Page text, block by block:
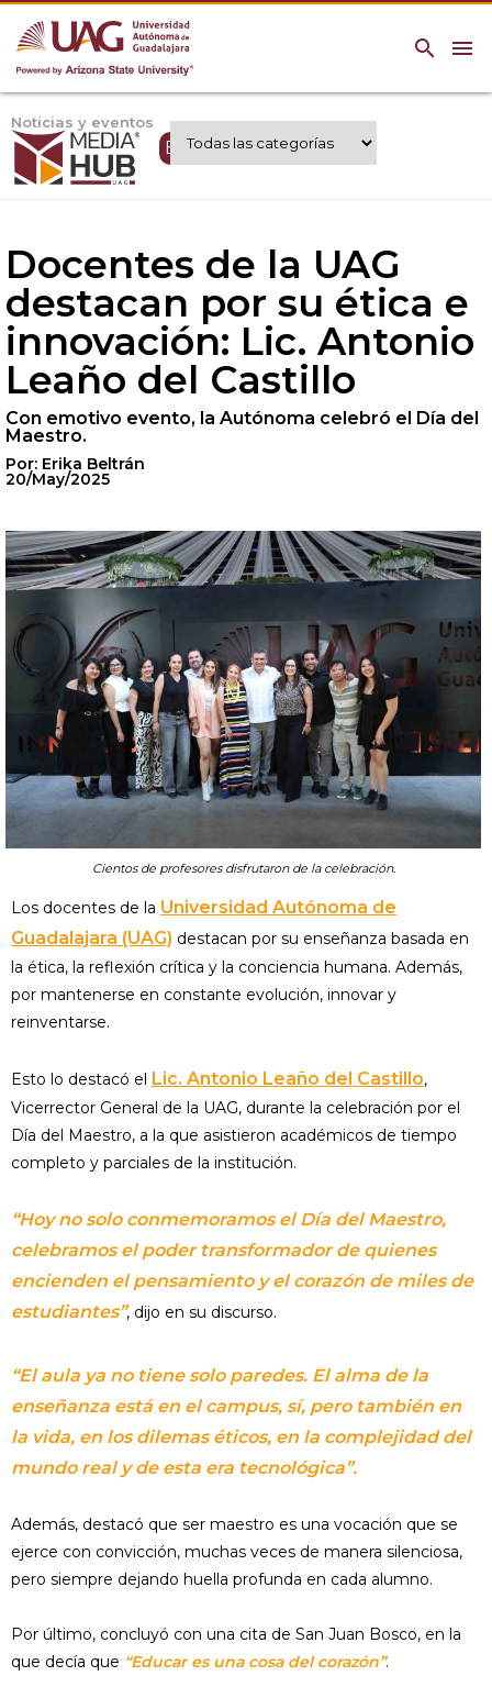
menu
search
Noticias y eventos
Expertos UAG
Docentes de la UAG
destacan por su ética e
innovación: Lic. Antonio
Leaño del Castillo
Con emotivo evento, la Autónoma celebró el Día del
Maestro.
Por: Erika Beltrán
20/May/2025
Cientos de profesores disfrutaron de la celebración.
Los docentes de la Universidad Autónoma de
Guadalajara (UAG) destacan por su enseñanza basada en
la ética, la reflexión crítica y la conciencia humana. Además,
por mantenerse en constante evolución, innovar y
reinventarse.
Esto lo destacó el Lic. Antonio Leaño del Castillo,
Vicerrector General de la UAG, durante la celebración por el
Día del Maestro, a la que asistieron académicos de tiempo
completo y parciales de la institución.
“Hoy no solo conmemoramos el Día del Maestro,
celebramos el poder transformador de quienes
encienden el pensamiento y el corazón de miles de
estudiantes”, dijo en su discurso.
“El aula ya no tiene solo paredes. El alma de la
enseñanza está en el campus, sí, pero también en
la vida, en los dilemas éticos, en la complejidad del
mundo real y de esta era tecnológica”.
Además, destacó que ser maestro es una vocación que se
ejerce con convicción, muchas veces de manera silenciosa,
pero siempre dejando huella profunda en cada alumno.
Por último, concluyó con una cita de San Juan Bosco, en la
que decía que “Educar es una cosa del corazón”.